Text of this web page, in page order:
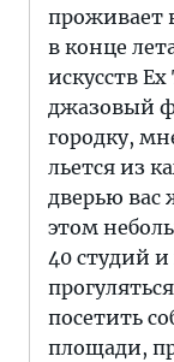
проживает
в конце
искусств
джазовый
городку,
льется из
дверью вас
этом
40 студий
посетить
площади,